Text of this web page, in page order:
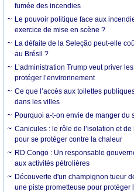
fumée des incendies
Le pouvoir politique face aux
exercice de mise en scène ?
La défaite de la Seleção peut-elle
au Brésil ?
L’administration Trump veut priver
protéger l’environnement
Ce que l’accès aux toilettes
dans les villes
Pourquoi a-t-on envie de manger du
Canicules : le rôle de l’isolation et
pour se protéger contre la chaleur
RD Congo : Un responsable
aux activités pétrolières
Découverte d'un champignon tueur
une piste prometteuse pour protéger